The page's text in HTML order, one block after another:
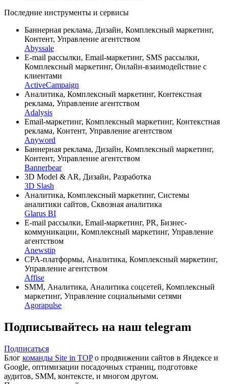
Последние инструменты и сервисы
Баннерная реклама, Дизайн, Комплексный маркетинг,
Контент, Управление агентством
Abyssale
E-mail рассылки, Email-маркетинг, SMS рассылки,
Комплексный маркетинг, Онлайн-взаимодействие с
клиентами
ActiveCampaign
Аналитика, Комплексный маркетинг, Контекстная
реклама, Управление агентством
Adalysis
Email-маркетинг, Комплексный маркетинг, Контекстная
реклама, Контент, Управление агентством
Anyword
Баннерная реклама, Дизайн, Комплексный маркетинг,
Контент, Управление агентством
Bannerbear
3D Model & AR, Дизайн, Разработка
3D Slash
Аналитика, Комплексный маркетинг, Системы
аналитики сайтов, Сквозная аналитика
Glarus BI
E-mail рассылки, Email-маркетинг, PR, Бизнес-
коммуникации, Комплексный маркетинг, Управление
агентством
Anewstip
CPA-платформы, Аналитика, Комплексный маркетинг,
Управление агентством
Affise
SMM, Аналитика, Аналитика соцсетей, Комплексный
маркетинг, Управление социальными сетями
Agorapulse
Подписывайтесь на наш telegram
Подписаться
Блог команды Site in TOPо продвижении сайтов в Яндексе и
Google, оптимизации посадочных страниц, подготовке
аудитов, SMM, контексте, и многом другом.